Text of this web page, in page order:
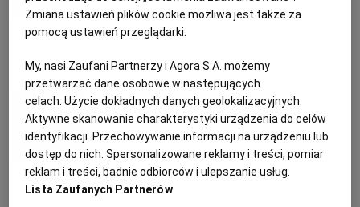
POZNAŃ
RADOM
RYBNIK
PODRÓŻE
WIDEO
FORUM
DANIA WEGETARIAŃSKIE FASOLA
KUCHNIA MEKSYKAŃSKA
Magazyn Kuchnia
Gulasz wieprzowy z bananami i
soczewicą
Zmiana ustawień plików cookie możliwa jest także za
pomocą ustawień przeglądarki.
My, nasi Zaufani Partnerzy i Agora S.A. możemy
przetwarzać dane osobowe w następujących
celach:Użycie dokładnych danych geolokalizacyjnych.
Aktywne skanowanie charakterystyki urządzenia do celów
identyfikacji. Przechowywanie informacji na urządzeniu lub
dostęp do nich. Spersonalizowane reklamy i treści, pomiar
reklam i treści, badnie odbiorców i ulepszanie usług.
Lista Zaufanych Partnerów